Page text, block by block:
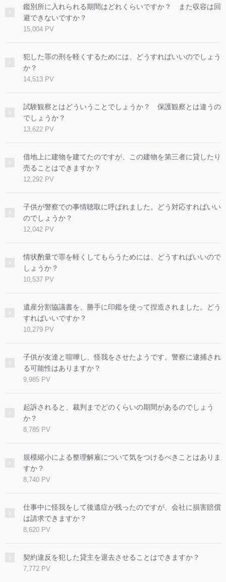
鑑別所に入れられる期間はどれくらいですか？ また収容は回
避できないですか？
15,004 PV
犯した罪の刑を軽くするためには、どうすればいいのでしょう
か？
14,513 PV
試験観察とはどういうことでしょうか？ 保護観察とは違うの
でしょうか？
13,622 PV
借地上に建物を建てたのですが、この建物を第三者に貸したり
売ることはできますか？
12,292 PV
子供が警察での事情聴取に呼ばれました。どう対応すればいい
のでしょうか？
12,042 PV
情状酌量で罪を軽くしてもらうためには、どうすればいいので
しょうか？
10,537 PV
遺産分割協議書を、勝手に印鑑を使って捏造されました。どう
すればいいですか？
10,279 PV
子供が友達と喧嘩し、怪我をさせたようです。警察に逮捕され
る可能性はありますか？
9,985 PV
起訴されると、裁判までどのくらいの期間があるのでしょう
か？
8,785 PV
規模縮小による整理解雇について気をつけるべきことはありま
すか？
8,740 PV
仕事中に怪我をして後遺症が残ったのですが、会社に損害賠償
は請求できますか？
8,620 PV
契約違反を犯した貸主を退去させることはできますか？
7,772 PV